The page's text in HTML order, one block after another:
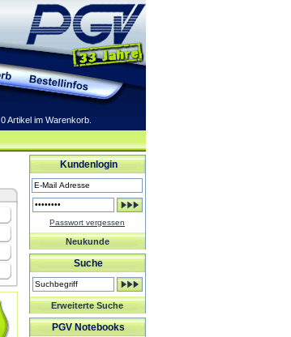
0 Artikel im Warenkorb.
Kundenlogin
Passwort vergessen
Neukunde
Suche
Erweiterte Suche
PGV Notebooks